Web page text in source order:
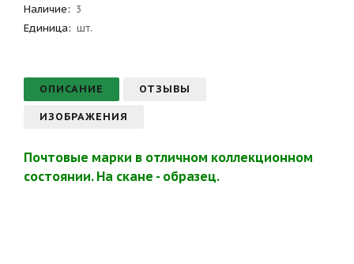
Наличие: 3
Единица: шт.
ОПИСАНИЕ ОТЗЫВЫ
ИЗОБРАЖЕНИЯ
Почтовые марки в отличном коллекционном
состоянии. На скане - образец.